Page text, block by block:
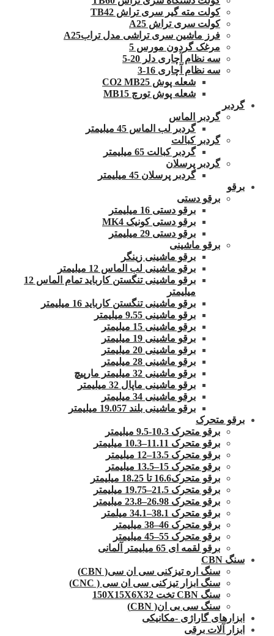
کولت مته گیر سری تراش TB42
کولت سری تراش A25
فرز ماشین سری تراشی مدل ترابA25
مرغک گردون مورس 5
سه نظام آچاری دلر 20-5
سه نظام آچاری 16-3
شعله پوش CO2 MB25
شعله پوش تورچ MB15
گردبر
گردبر الماس
گردبر لب الماس 45 میلیمتر
گردبر کبالت
گردبر کبالت 65 میلیمتر
گردبر پرسلان
گردبر پرسلان 45 میلیمتر
برقو
برقو دستی
برقو دستی 16 میلیمتر
برقو دستی کونیک MK4
برقو دستی 29 میلیمتر
برقو ماشینی
برقو ماشینی زینگر
برقو ماشینی لب الماس 12 میلیمتر
برقو ماشینی تنگستن کارباید تمام الماس 12
میلیمتر
برقو ماشینی تنگستن کارباید 16 میلیمتر
برقو ماشینی 9.55 میلیمتر
برقو ماشینی 15 میلیمتر
برقو ماشینی 19 میلیمتر
برقو ماشینی 20 میلیمتر
برقو ماشینی 28 میلیمتر
برقو ماشینی 32 میلیمتر مارپیچ
برقو ماشینی ماپال 32 میلیمتر
برقو ماشینی 34 میلیمتر
برقو ماشینی بلند 19.057 میلیمتر
برقو متحرک
برقو متحرک 10.3-9.5 میلیمتر
برقو متحرک 11.11–10.3 میلیمتر
برقو متحرک 13.5–12 میلیمتر
برقو متحرک 15–13.5 میلیمتر
برقو متحرک16.6 تا 18.25 میلیمتر
برقو متحرک 21.5–19.75 میلیمتر
برقو متحرک 26.98–23.8 میلیمتر
برقو متحرک 38.1–34.1 میلمتر
برقو متحرک 46–38 میلیمتر
برقو متحرک 55–45 میلیمتر
برقو لقمه ای 65 میلیمتر آلمانی
سنگ CBN
سنگ اره تیزکنی سی ان سی( CBN)
سنگ ابزار تیزکنی سی ان سی ( CNC)
سنگ CBN تخت 150X15X6X32
سنگ سی بی ان( CBN)
ابزارهای گاراژی -مکانیکی
ابزار آلات برقی